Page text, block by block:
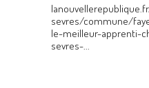
sevres/commune/
le-meilleur-apprenti-
sevres-...